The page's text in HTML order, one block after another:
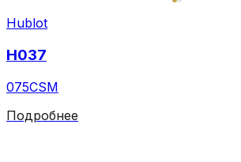
Hublot
H037
075CSM
Подробнее